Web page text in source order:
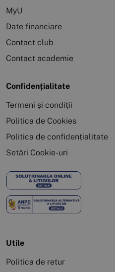
MyU
Date financiare
Contact club
Contact academie
Confidențialitate
Termeni și condiții
Politica de Cookies
Politica de confidențialitate
Setări Cookie-uri
Utile
Politica de retur